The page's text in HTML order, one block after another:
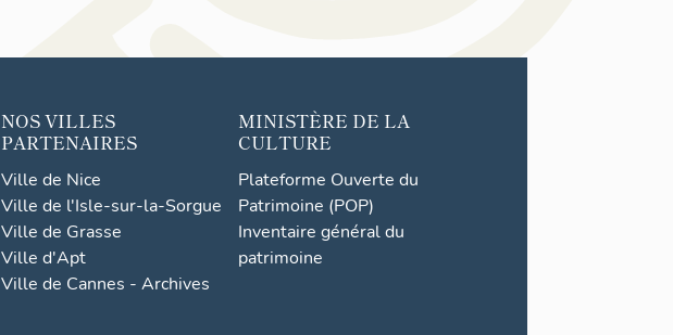
NOS VILLES
PARTENAIRES
Ville de Nice
Ville de l'Isle-sur-la-Sorgue
Ville de Grasse
Ville d'Apt
Ville de Cannes - Archives
MINISTÈRE DE LA
CULTURE
Plateforme Ouverte du
Patrimoine (POP)
Inventaire général du
patrimoine